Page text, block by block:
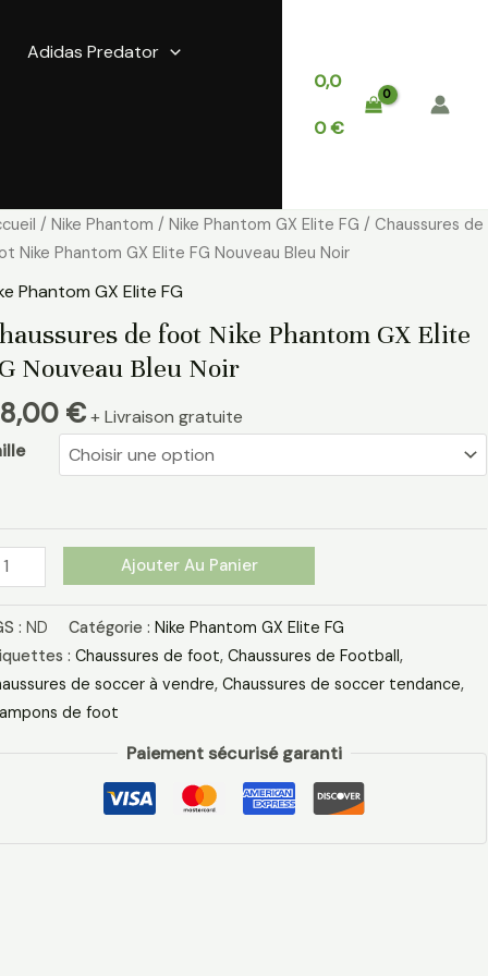
Adidas Predator
0,0
0€
/ Nike Phantom / Nike Phantom GX Elite FG / Chaussures de
Nike Phantom GX Elite FG Nouveau Bleu Noir
Phantom GX Elite FG
de foot Nike Phantom GX Elite
Nouveau Bleu Noir
€ + Livraison gratuite
Ajouter Au Panier
: ND Catégorie : Nike Phantom GX Elite FG
: Chaussures de foot, Chaussures de Football,
de soccer à vendre, Chaussures de soccer tendance,
de foot
Paiement sécurisé garanti